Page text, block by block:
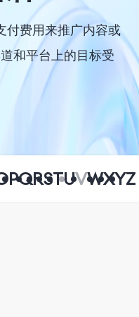
付费用来推广内容或
和平台上的目标受
PQRSTUVWXYZ